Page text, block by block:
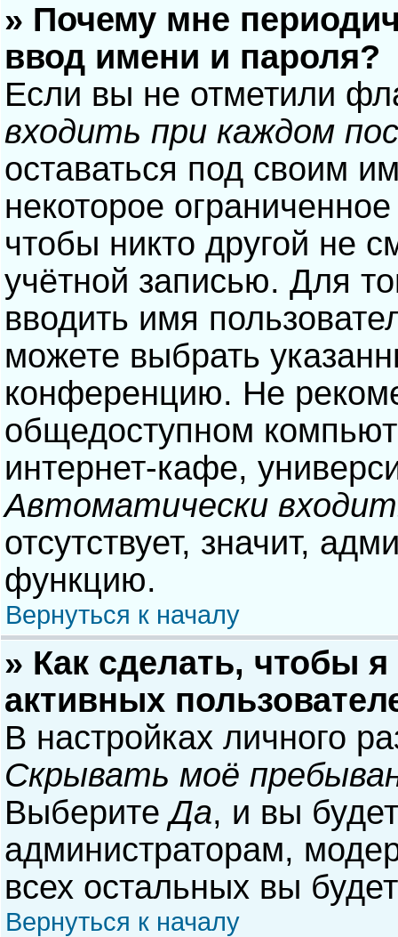
» Почему мне
ввод имени и пароля?
Если вы не отметили
входить при каждом
оставаться под своим
некоторое
чтобы никто другой не
учётной записью. Для
вводить имя
можете выбрать
конференцию. Не
общедоступном
интернет-кафе,
Автоматически
отсутствует, значит,
функцию.
Вернуться к началу
» Как сделать, чтобы
активных
В настройках личного
Скрывать моё
ВыберитеДа, и вы
администраторам,
всех остальных вы
Вернуться к началу